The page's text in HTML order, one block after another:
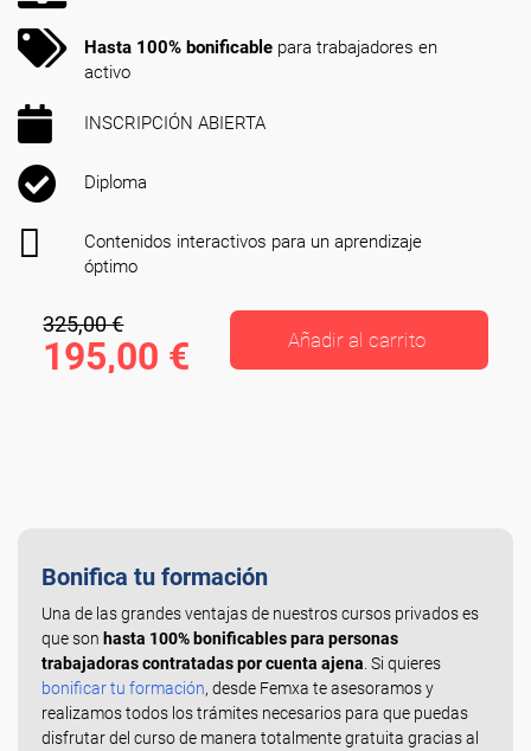
Hasta 100% bonificable para trabajadores en
activo
INSCRIPCIÓN ABIERTA
Diploma
Contenidos interactivos para un aprendizaje
óptimo
325,00 €
195,00 € Añadir al carrito
Bonifica tu formación
Una de las grandes ventajas de nuestros cursos privados es
que son hasta 100% bonificables para personas
trabajadoras contratadas por cuenta ajena . Si quieres
bonificar tu formación, desde Femxa te asesoramos y
realizamos todos los trámites necesarios para que puedas
disfrutar del curso de manera totalmente gratuita gracias al